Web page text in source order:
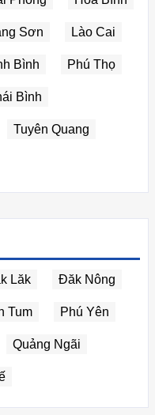
Sơn Lào Cai
Bình Phú Thọ
Bình
Tuyên Quang
Lăk Đăk Nông
Tum Phú Yên
Quảng Ngãi